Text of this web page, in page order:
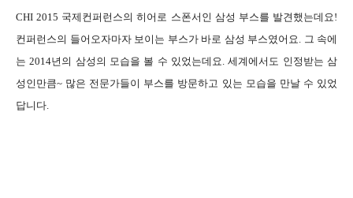
CHI 2015 국제컨퍼런스의 히어로 스폰서인 삼성 부스를 발견했는데요!
컨퍼런스의 들어오자마자 보이는 부스가 바로 삼성 부스였어요. 그 속에
는 2014년의 삼성의 모습을 볼 수 있었는데요. 세계에서도 인정받는 삼
성인만큼~ 많은 전문가들이 부스를 방문하고 있는 모습을 만날 수 있었
답니다.